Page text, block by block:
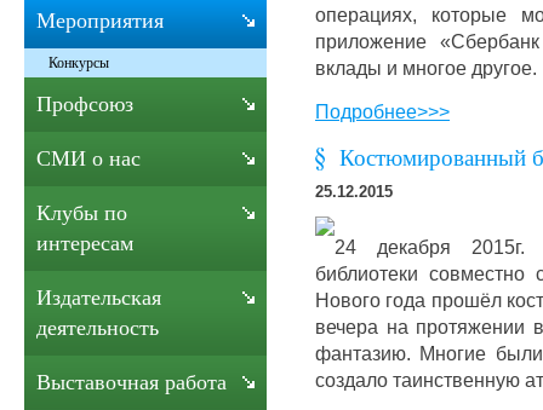
операциях, которые
приложение
вклады и многое другое.
Подробнее>>>
Костюмированный
25.12.2015
24 декабря 2015г.
библиотеки
Нового года прошёл
вечера на протяжении
фантазию. Многие
создало таинственную
Мероприятия
Конкурсы
Профсоюз
СМИ о нас
Клубы по
интересам
Издательская
деятельность
Выставочная работа